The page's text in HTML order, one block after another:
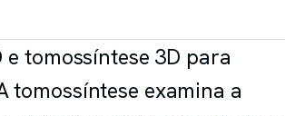
tomossíntese 3D para
tomossíntese examina a